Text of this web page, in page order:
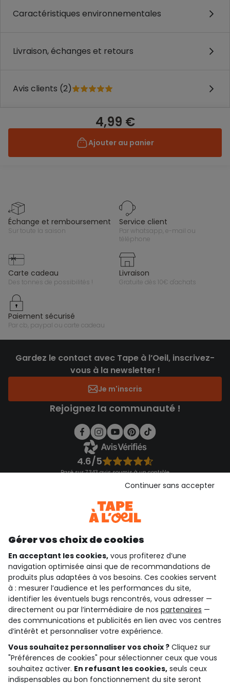
Caractéristiques environnementales
Livraison, échanges et retours
Avis clients (2)
4,99 €
Ajouter au panier
échange et remboursement
sur toute la saison
service client
par whatsapp, e-mail ou
téléphone
carte cadeau
des tonnes de possibilités !
livraison
gratuite dès 10€ d'achats
paiement sécurisé
par cb, paypal ou carte cadeau
Gardez le contact avec Tape à l’Oeil, inscrivez-
vous à la newsletter !
Je m'inscris
Rejoignez la communauté !
4.6/5
Basé sur 7 343 avis soumis à un contrôle
Consulter les CGU
qui sommes-nous ?
besoin d'aide ?
le club fidélité
notre catalogue
Conditions générales de ventes et d'utilisation
Gérer vos choix de cookies
En acceptant les cookies, vous profiterez d’une
navigation optimisée ainsi que de recommandations de
produits plus adaptées à vos besoins. Ces cookies servent
à : mesurer l’audience et les performances du site,
identifier les éventuels bugs rencontrés, vous adresser —
directement ou par l’intermédiaire de nos partenaires —
des communications et publicités en lien avec vos centres
d’intérêt et personnaliser votre expérience.
Vous souhaitez personnaliser vos choix ? Cliquez sur
"Préférences de cookies" pour sélectionner ceux que vous
souhaitez activer. En refusant les cookies, seuls ceux
indispensables au bon fonctionnement du site seront
Continuer sans accepter